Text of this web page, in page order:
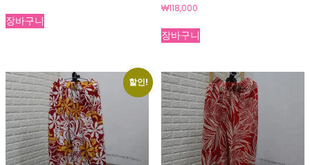
장바구니
₩118,000
장바구니
할인!